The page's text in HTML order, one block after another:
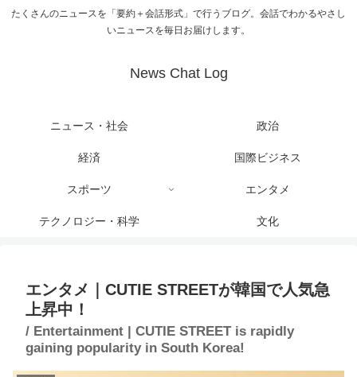
たくさんのニュースを「要約＋会話形式」で行うブログ。会話でわかるやさし
いニュースを毎日お届けします。
News Chat Log
ニュース・社会 政治
経済 国際ビジネス
スポーツ エンタメ
テクノロジー・科学 文化
エンタメ｜CUTIE STREETが韓国で人気急
上昇中！
/ Entertainment | CUTIE STREET is rapidly
gaining popularity in South Korea!